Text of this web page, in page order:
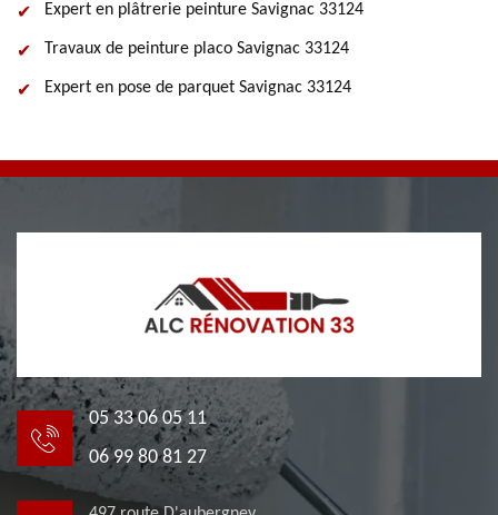
Expert en plâtrerie peinture Savignac 33124
Travaux de peinture placo Savignac 33124
Expert en pose de parquet Savignac 33124
05 33 06 05 11
06 99 80 81 27